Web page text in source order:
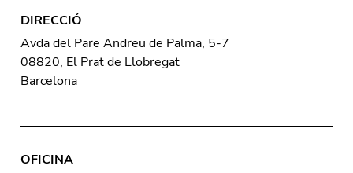
DIRECCIÓ
Avda del Pare Andreu de Palma, 5-7
08820, El Prat de Llobregat
Barcelona
OFICINA